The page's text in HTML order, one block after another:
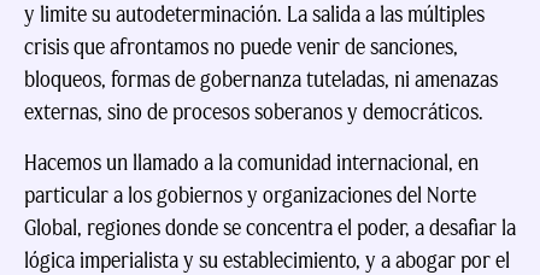
y limite su autodeterminación. La salida a las múltiples
crisis que afrontamos no puede venir de sanciones,
bloqueos, formas de gobernanza tuteladas, ni amenazas
externas, sino de procesos soberanos y democráticos.
Hacemos un llamado a la comunidad internacional, en
particular a los gobiernos y organizaciones del Norte
Global, regiones donde se concentra el poder, a desafiar la
lógica imperialista y su establecimiento, y a abogar por el